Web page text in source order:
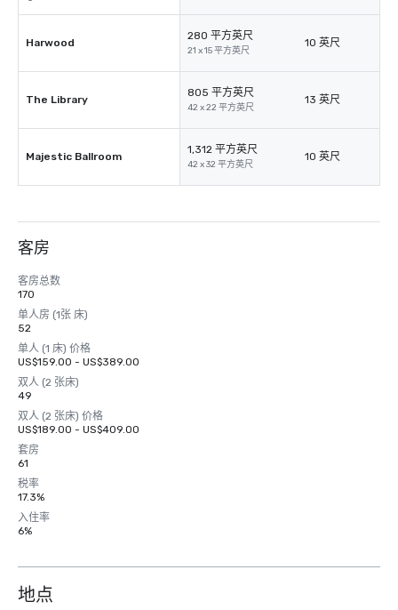
Harwood
280 平方英尺
21 x 15 平方英尺
10 英尺
The Library
805 平方英尺
42 x 22 平方英尺
13 英尺
Majestic Ballroom
1,312 平方英尺
42 x 32 平方英尺
10 英尺
客房
客房总数
170
单人房 (1张 床)
52
单人 (1 床) 价格
US$159.00 - US$389.00
双人 (2 张床)
49
双人 (2 张床) 价格
US$189.00 - US$409.00
套房
61
税率
17.3%
入住率
6%
地点